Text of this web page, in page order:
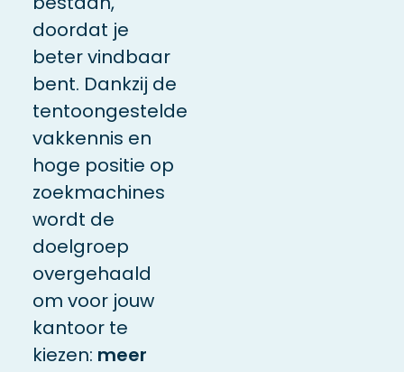
doordat je
beter vindbaar
bent. Dankzij de
tentoongestelde
vakkennis en
hoge positie op
zoekmachines
wordt de
doelgroep
overgehaald
om voor jouw
kantoor te
kiezen: meer